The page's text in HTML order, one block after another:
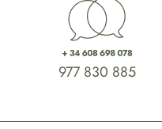
977 830 885